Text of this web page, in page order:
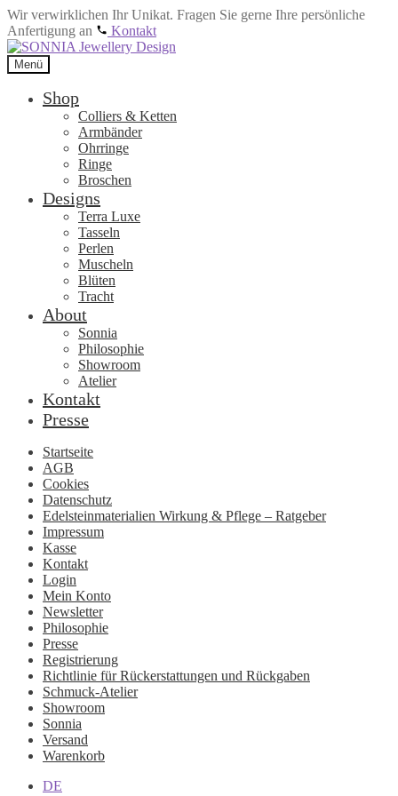
Wir verwirklichen Ihr Unikat. Fragen Sie gerne Ihre persönliche
Anfertigung an
Kontakt
Zur
Navigation
springen
Zum
Inhalt
springen
Menü
Shop
Colliers & Ketten
Armbänder
Ohrringe
Ringe
Broschen
Designs
Terra Luxe
Tasseln
Perlen
Muscheln
Blüten
Tracht
About
Sonnia
Philosophie
Showroom
Atelier
Kontakt
Presse
Startseite
AGB
Cookies
Datenschutz
Edelsteinmaterialien Wirkung & Pflege – Ratgeber
Impressum
Kasse
Kontakt
Login
Mein Konto
Newsletter
Philosophie
Presse
Registrierung
Richtlinie für Rückerstattungen und Rückgaben
Schmuck-Atelier
Showroom
Sonnia
Versand
Warenkorb
DE